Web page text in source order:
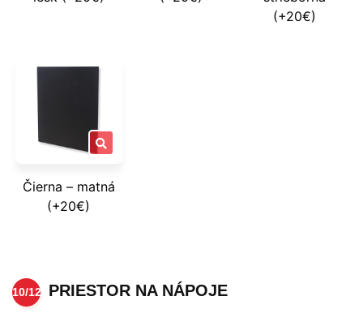
(+20€)
Čierna – matná
(+20€)
10/12 PRIESTOR NA NÁPOJE